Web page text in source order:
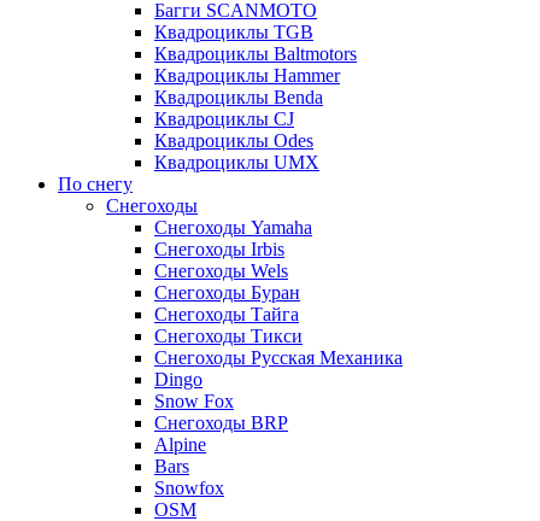
Багги SCANMOTO
Квадроциклы TGB
Квадроциклы Baltmotors
Квадроциклы Hammer
Квадроциклы Benda
Квадроциклы CJ
Квадроциклы Odes
Квадроциклы UMX
По снегу
Снегоходы
Снегоходы Yamaha
Снегоходы Irbis
Снегоходы Wels
Снегоходы Буран
Снегоходы Тайга
Снегоходы Тикси
Снегоходы Русская Механика
Dingo
Snow Fox
Снегоходы BRP
Alpine
Bars
Snowfox
OSM